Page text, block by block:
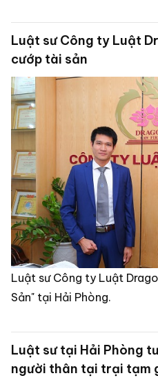
Luật sư Công ty Luật
cướp tài sản
Luật sư Công ty Luật
Sản" tại Hải Phòng.
Luật sư tại Hải Phòng
người thân tại trại tạm